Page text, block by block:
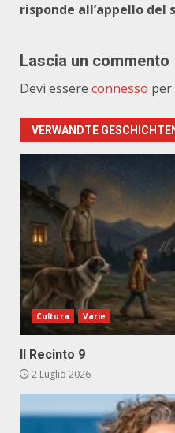
risponde all’appello del
Lascia un commento
Devi essere connesso per
VERWANDTE
Cultura Varie
Il Recinto 9
2 Luglio 2026